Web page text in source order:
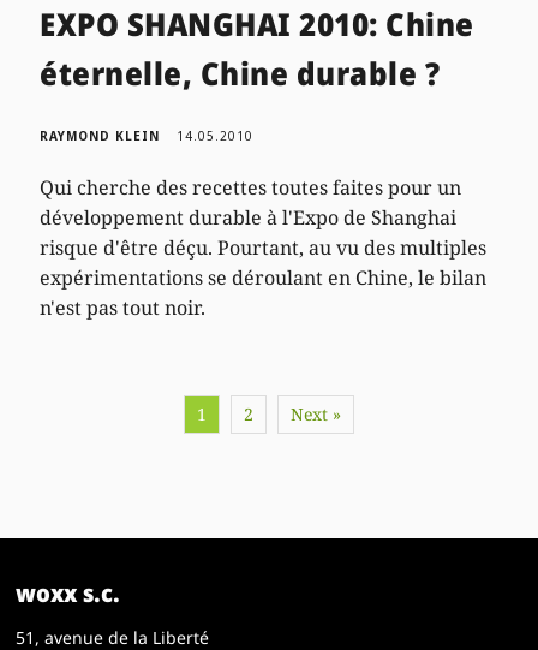
EXPO SHANGHAI 2010: Chine
éternelle, Chine durable ?
RAYMOND KLEIN 14.05.2010
Qui cherche des recettes toutes faites pour un
développement durable à l'Expo de Shanghai
risque d'être déçu. Pourtant, au vu des multiples
expérimentations se déroulant en Chine, le bilan
n'est pas tout noir.
1 2 Next »
woxx s.c.
51, avenue de la Liberté